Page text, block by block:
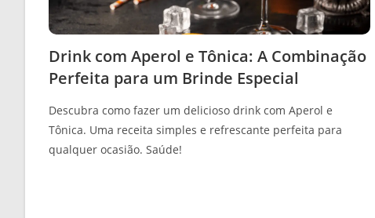
Drink com Aperol e Tônica: A Combinação
Perfeita para um Brinde Especial
Descubra como fazer um delicioso drink com Aperol e
Tônica. Uma receita simples e refrescante perfeita para
qualquer ocasião. Saúde!